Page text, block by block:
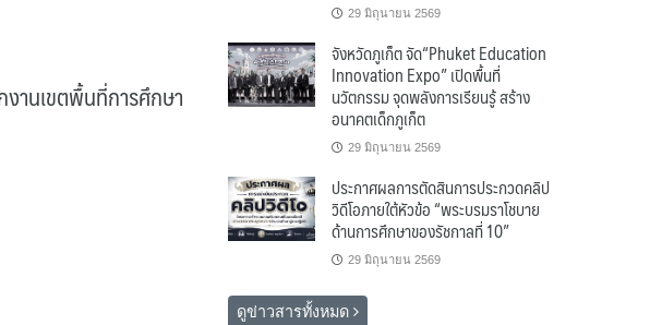
านเขตพื้นที่การศึกษา
29 มิถุนายน 2569
จังหวัดภูเก็ต จัด“Phuket Education
Innovation Expo” เปิดพื้นที่
นวัตกรรม จุดพลังการเรียนรู้ สร้าง
อนาคตเด็กภูเก็ต
29 มิถุนายน 2569
ประกาศผลการตัดสินการประกวดคลิป
วิดีโอภายใต้หัวข้อ “พระบรมราโชบาย
ด้านการศึกษาของรัชกาลที่ 10”
29 มิถุนายน 2569
ดูข่าวสารทั้งหมด